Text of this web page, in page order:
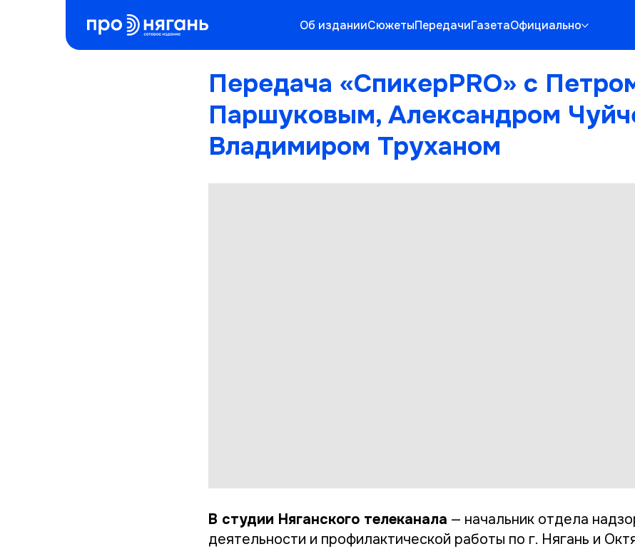
Об изданииСюжетыПередачиГазетаОфициально
Передача «СпикерPRO» с
Паршуковым, Александром
Владимиром Труханом
В студии Няганского телеканала — начальник отдела
деятельности и профилактической работы по г. Нягань и